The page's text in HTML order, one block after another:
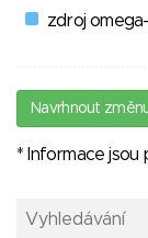
zdroj
Navrhnout
* Informace